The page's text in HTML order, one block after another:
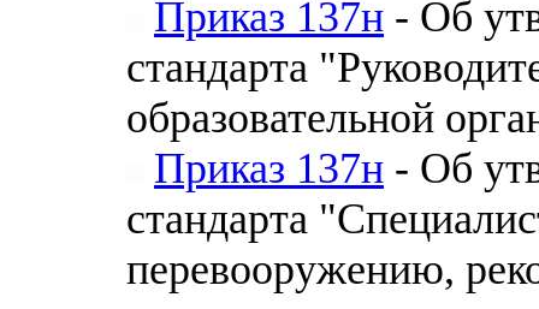
Приказ 137н - Об
стандарта
образовательной
Приказ 137н - Об
стандарта
перевооружению,